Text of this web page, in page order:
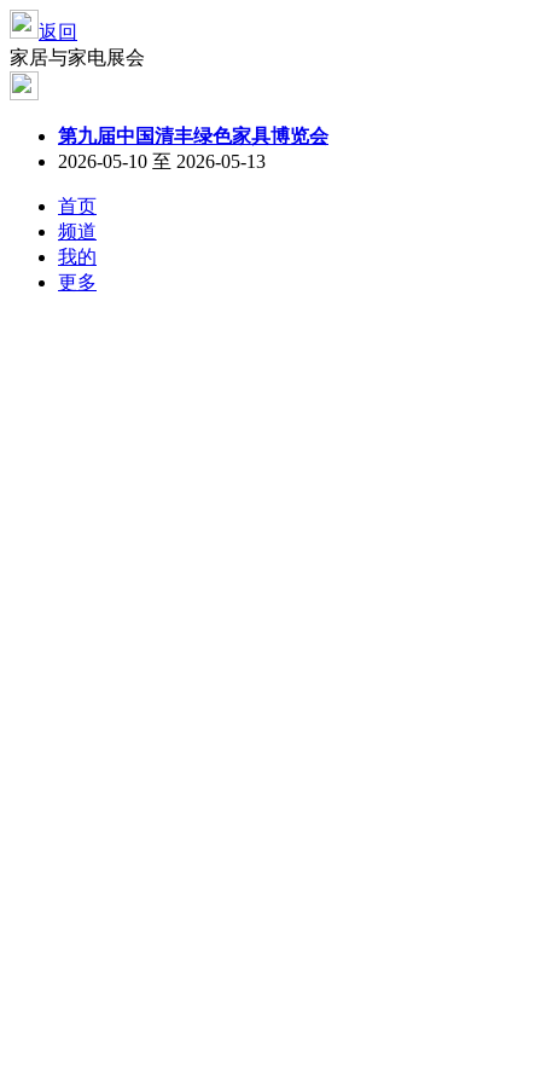
返回
家居与家电展会
第九届中国清丰绿色家具博览会
2026-05-10 至 2026-05-13
首页
频道
我的
更多